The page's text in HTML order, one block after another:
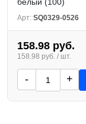
Арт: SQ0329-0526
158.98 руб.
158.98 руб. / шт.
- +